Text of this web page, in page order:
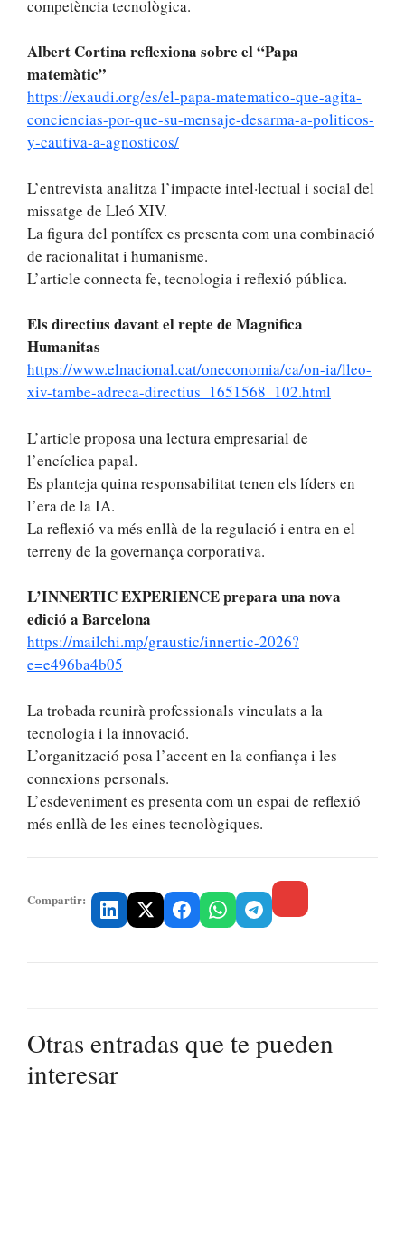
competència tecnològica.
Albert Cortina reflexiona sobre el “Papa
matemàtic”
https://exaudi.org/es/el-papa-matematico-que-agita-
conciencias-por-que-su-mensaje-desarma-a-politicos-
y-cautiva-a-agnosticos/
L’entrevista analitza l’impacte intel·lectual i social del
missatge de Lleó XIV.
La figura del pontífex es presenta com una combinació
de racionalitat i humanisme.
L’article connecta fe, tecnologia i reflexió pública.
Els directius davant el repte de Magnifica
Humanitas
https://www.elnacional.cat/oneconomia/ca/on-ia/lleo-
xiv-tambe-adreca-directius_1651568_102.html
L’article proposa una lectura empresarial de
l’encíclica papal.
Es planteja quina responsabilitat tenen els líders en
l’era de la IA.
La reflexió va més enllà de la regulació i entra en el
terreny de la governança corporativa.
L’INNERTIC EXPERIENCE prepara una nova
edició a Barcelona
https://mailchi.mp/graustic/innertic-2026?
e=e496ba4b05
La trobada reunirà professionals vinculats a la
tecnologia i la innovació.
L’organització posa l’accent en la confiança i les
connexions personals.
L’esdeveniment es presenta com un espai de reflexió
més enllà de les eines tecnològiques.
Compartir:
Otras entradas que te pueden
interesar